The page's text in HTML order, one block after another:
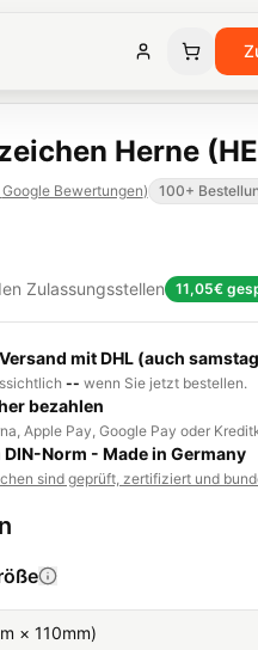
Herne
Google Bewertungen) 100+
Zulassungsstellen 11,05€
mit DHL (auch
-- wenn Sie jetzt bestellen.
bezahlen
Apple Pay, Google Pay oder
Norm - Made in Germany
sind geprüft, zertifiziert und
× 110mm)